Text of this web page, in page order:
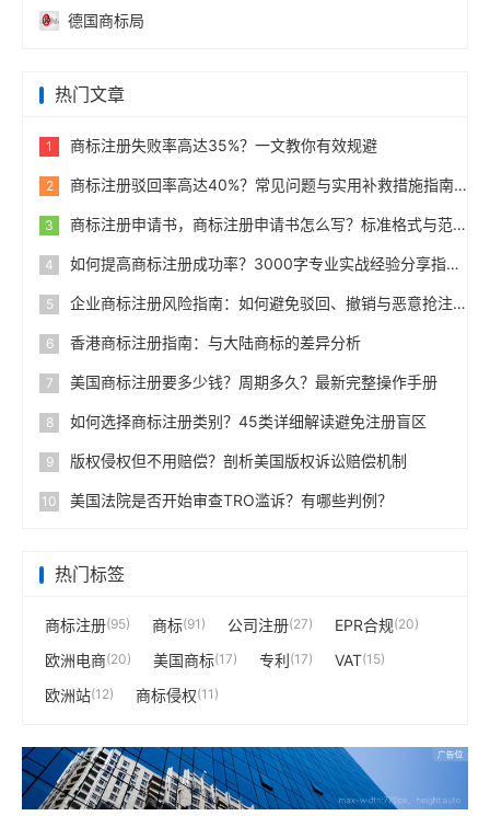
德国商标局
热门文章
1 商标注册失败率高达35%？一文教你有效规避
2 商标注册驳回率高达40%？常见问题与实用补救措施指南
3 商标注册申请书，商标注册申请书怎么写？标准格式与范例
4 如何提高商标注册成功率？3000字专业实战经验分享指南
5 企业商标注册风险指南：如何避免驳回、撤销与恶意抢注
6 香港商标注册指南：与大陆商标的差异分析
7 美国商标注册要多少钱？周期多久？最新完整操作手册
8 如何选择商标注册类别？45类详细解读避免注册盲区
9 版权侵权但不用赔偿？剖析美国版权诉讼赔偿机制
10 美国法院是否开始审查TRO滥诉？有哪些判例？
热门标签
商标注册(95) 商标(91) 公司注册(27) EPR合规(20)
欧洲电商(20) 美国商标(17) 专利(17) VAT(15)
欧洲站(12) 商标侵权(11)